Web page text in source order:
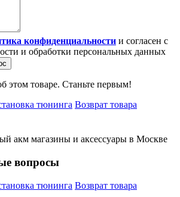
конфиденциальности и согласен с
и обработки персональных данных
этом товаре. Станьте первым!
тюнинга Возврат товара
акм магазины и аксессуары в Москве
вопросы
тюнинга Возврат товара